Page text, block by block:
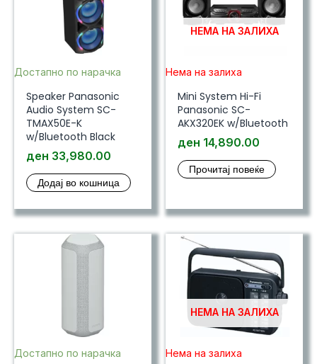
Достапно по нарачка
Speaker Panasonic
Audio System SC-
TMAX50E-K
w/Bluetooth Black
ден 33,980.00
Додај во кошница
НЕМА НА ЗАЛИХА
Нема на залиха
Mini System Hi-Fi
Panasonic SC-
AKX320EK w/Bluetooth
ден 14,890.00
Прочитај повеќе
Достапно по нарачка
НЕМА НА ЗАЛИХА
Нема на залиха